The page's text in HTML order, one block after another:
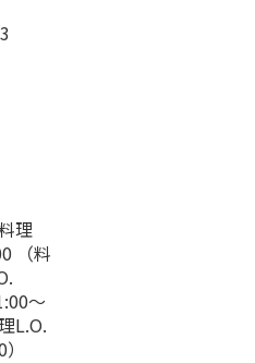
理
（料
～
L.O.